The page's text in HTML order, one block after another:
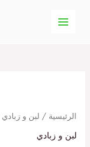
الرئيسية / لبن و زبادي
لبن و زبادي
رايب